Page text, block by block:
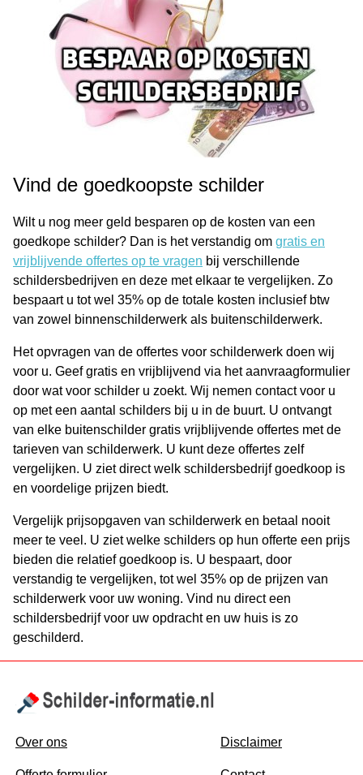
Vind de goedkoopste schilder
Wilt u nog meer geld besparen op de kosten van een
goedkope schilder? Dan is het verstandig om gratis en
vrijblijvende offertes op te vragen bij verschillende
schildersbedrijven en deze met elkaar te vergelijken. Zo
bespaart u tot wel 35% op de totale kosten inclusief btw
van zowel binnenschilderwerk als buitenschilderwerk.
Het opvragen van de offertes voor schilderwerk doen wij
voor u. Geef gratis en vrijblijvend via het aanvraagformulier
door wat voor schilder u zoekt. Wij nemen contact voor u
op met een aantal schilders bij u in de buurt. U ontvangt
van elke buitenschilder gratis vrijblijvende offertes met de
tarieven van schilderwerk. U kunt deze offertes zelf
vergelijken. U ziet direct welk schildersbedrijf goedkoop is
en voordelige prijzen biedt.
Vergelijk prijsopgaven van schilderwerk en betaal nooit
meer te veel. U ziet welke schilders op hun offerte een prijs
bieden die relatief goedkoop is. U bespaart, door
verstandig te vergelijken, tot wel 35% op de prijzen van
schilderwerk voor uw woning. Vind nu direct een
schildersbedrijf voor uw opdracht en uw huis is zo
geschilderd.
Over ons Disclaimer